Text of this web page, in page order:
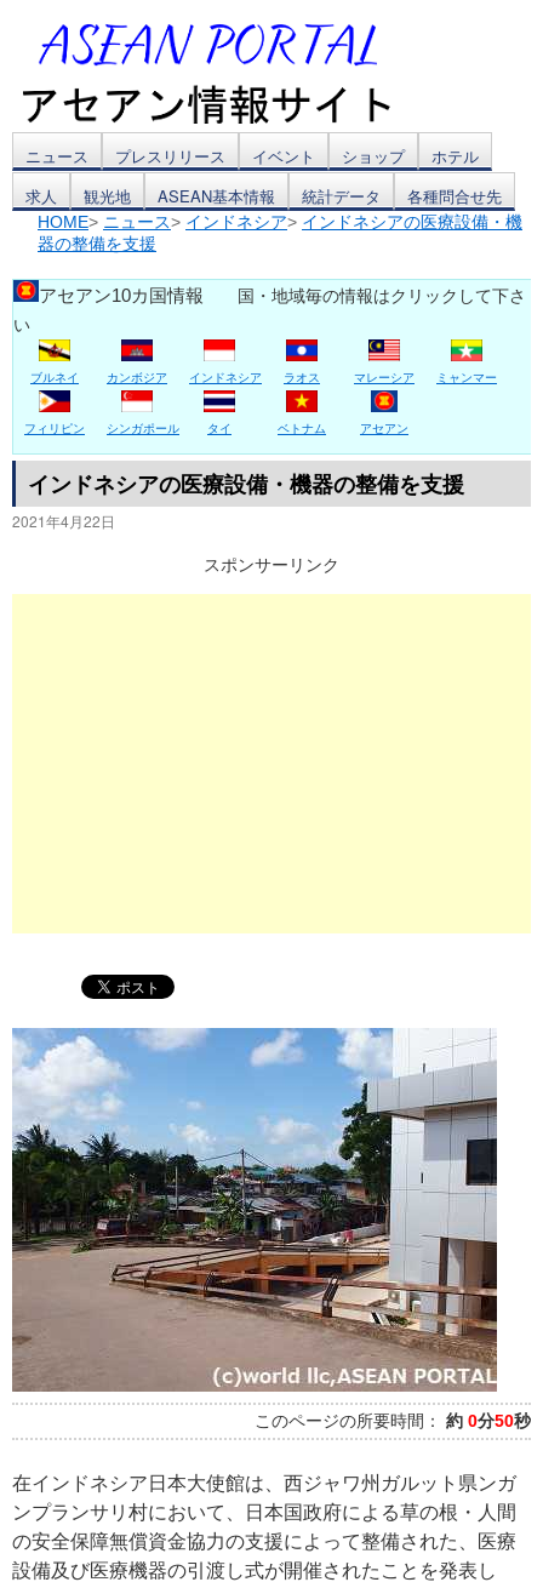
コ
ン
テ
ン
ツ
へ
ス
ッ
ニュース プレスリリース イベント ショップ
ホテル
求人
観光地 ASEAN基本情報 統計データ 各種問合せ先
HOME> ニュース> インドネシア> インドネシアの医療設備・機
器の整備を支援
アセアン10カ国情報 国・地域毎の情報はクリックして下さ
い
ブルネイ カンボジア インドネシア ラオス マレーシア ミャンマー
フィリピン シンガポール タイ ベトナム アセアン
インドネシアの医療設備・機器の整備を支援
2021年4月22日
スポンサーリンク
このページの所要時間： 約 0分50秒
在インドネシア日本大使館は、西ジャワ州ガルット県ンガ
ンプランサリ村において、日本国政府による草の根・人間
の安全保障無償資金協力の支援によって整備された、医療
設備及び医療機器の引渡し式が開催されたことを発表し